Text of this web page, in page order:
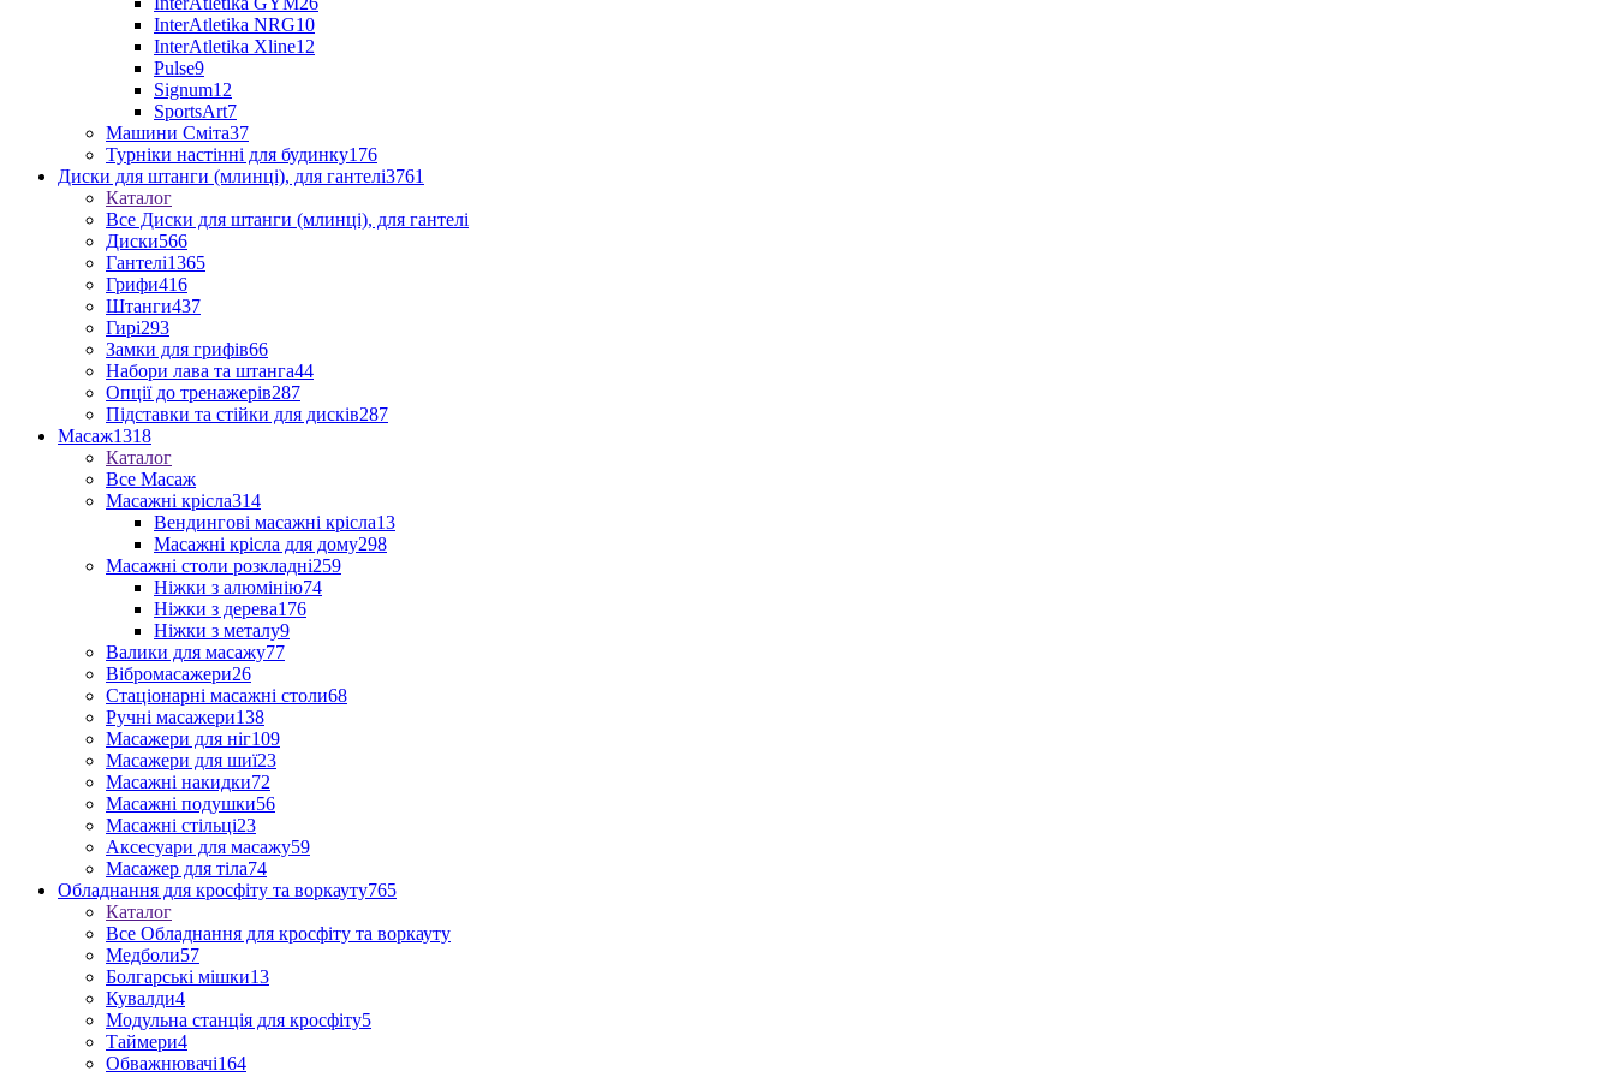
InterAtletika NRG10
InterAtletika Xline12
Pulse9
Signum12
SportsArt7
Машини Сміта37
Турніки настінні для будинку176
Диски для штанги (млинці), для гантелі3761
Каталог
Все Диски для штанги (млинці), для гантелі
Диски566
Гантелі1365
Грифи416
Штанги437
Гирі293
Замки для грифів66
Набори лава та штанга44
Опції до тренажерів287
Підставки та стійки для дисків287
Масаж1318
Каталог
Все Масаж
Масажні крісла314
Вендингові масажні крісла13
Масажні крісла для дому298
Масажні столи розкладні259
Ніжки з алюмінію74
Ніжки з дерева176
Ніжки з металу9
Валики для масажу77
Вібромасажери26
Стаціонарні масажні столи68
Ручні масажери138
Масажери для ніг109
Масажери для шиї23
Масажні накидки72
Масажні подушки56
Масажні стільці23
Аксесуари для масажу59
Масажер для тіла74
Обладнання для кросфіту та воркауту765
Каталог
Все Обладнання для кросфіту та воркауту
Медболи57
Болгарські мішки13
Кувалди4
Модульна станція для кросфіту5
Таймери4
Обважнювачі164